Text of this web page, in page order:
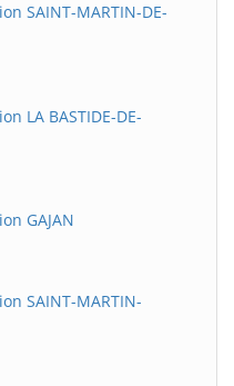
SAINT-MARTIN-DE-
LA BASTIDE-DE-
GAJAN
SAINT-MARTIN-